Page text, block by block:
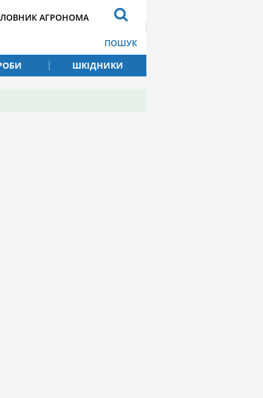
АГРОНОМА
ПОШУК
ШКІДНИКИ